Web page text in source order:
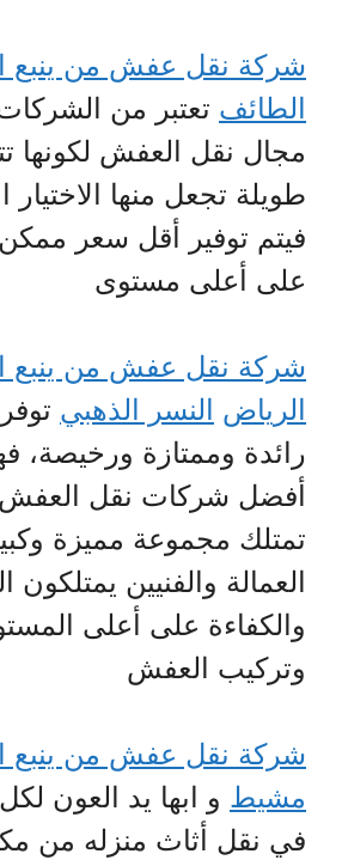
شركة نقل عفش من ينبع
الطائف تعتبر من
مجال نقل العفش لكونها
طويلة تجعل منها الاختيار
فيتم توفير أقل سعر
على أعلى مستوى
شركة نقل عفش من ينبع
الرياض النسر الذهبي
رائدة وممتازة ورخيصة،
أفضل شركات نقل
تمتلك مجموعة مميزة
العمالة والفنيين يمتلكون
والكفاءة على أعلى
وتركيب العفش
شركة نقل عفش من ينبع
مشيط و ابها يد العون
في نقل أثاث منزله من